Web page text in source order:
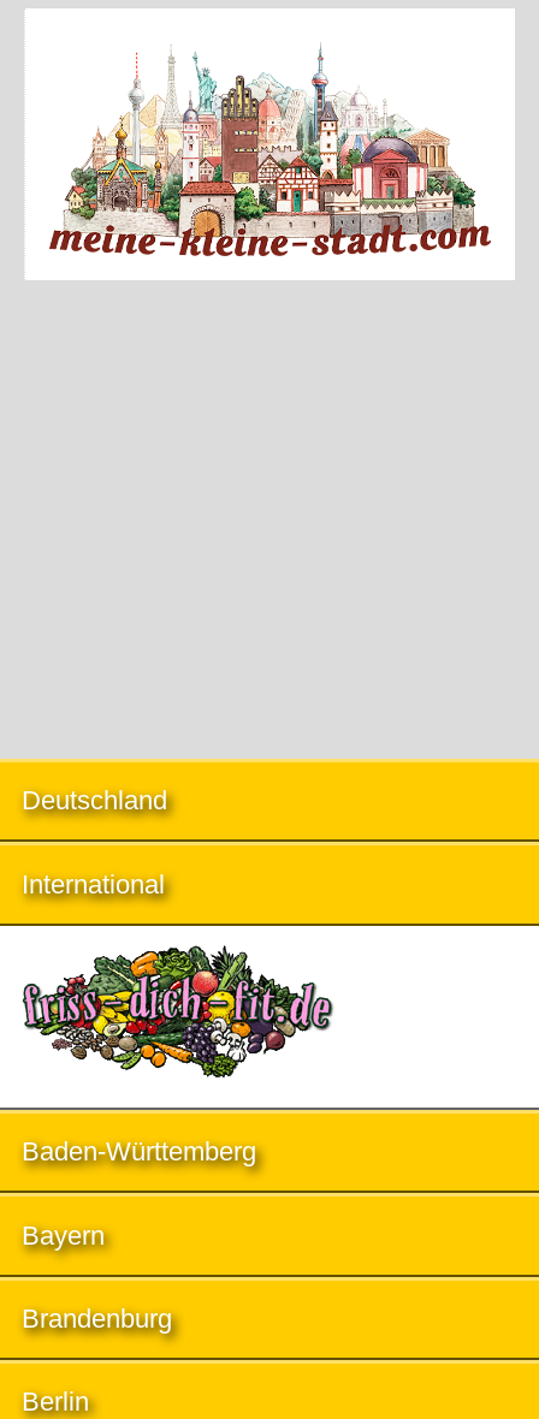
Deutschland
International
Baden-Württemberg
Bayern
Brandenburg
Berlin